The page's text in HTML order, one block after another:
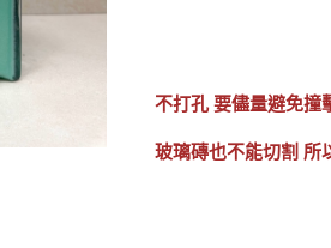
不打孔 要儘量避免撞
玻璃磚也不能切割 所